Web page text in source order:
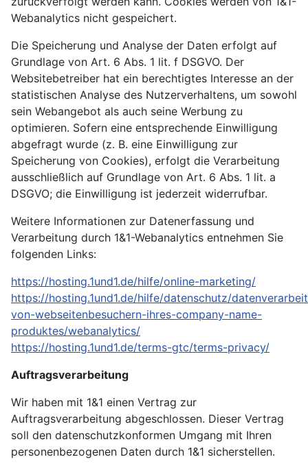
Webanalytics nicht gespeichert.
Die Speicherung und Analyse der Daten erfolgt auf
Grundlage von Art. 6 Abs. 1 lit. f DSGVO. Der
Websitebetreiber hat ein berechtigtes Interesse an der
statistischen Analyse des Nutzerverhaltens, um sowohl
sein Webangebot als auch seine Werbung zu
optimieren. Sofern eine entsprechende Einwilligung
abgefragt wurde (z. B. eine Einwilligung zur
Speicherung von Cookies), erfolgt die Verarbeitung
ausschließlich auf Grundlage von Art. 6 Abs. 1 lit. a
DSGVO; die Einwilligung ist jederzeit widerrufbar.
Weitere Informationen zur Datenerfassung und
Verarbeitung durch 1&1-Webanalytics entnehmen Sie
folgenden Links:
https://hosting.1und1.de/hilfe/online-marketing/
https://hosting.1und1.de/hilfe/datenschutz/
von-webseitenbesuchern-ihres-company-name-
produktes/webanalytics/
https://hosting.1und1.de/terms-gtc/terms-privacy/
Auftragsverarbeitung
Wir haben mit 1&1 einen Vertrag zur
Auftragsverarbeitung abgeschlossen. Dieser Vertrag
soll den datenschutzkonformen Umgang mit Ihren
personenbezogenen Daten durch 1&1 sicherstellen.